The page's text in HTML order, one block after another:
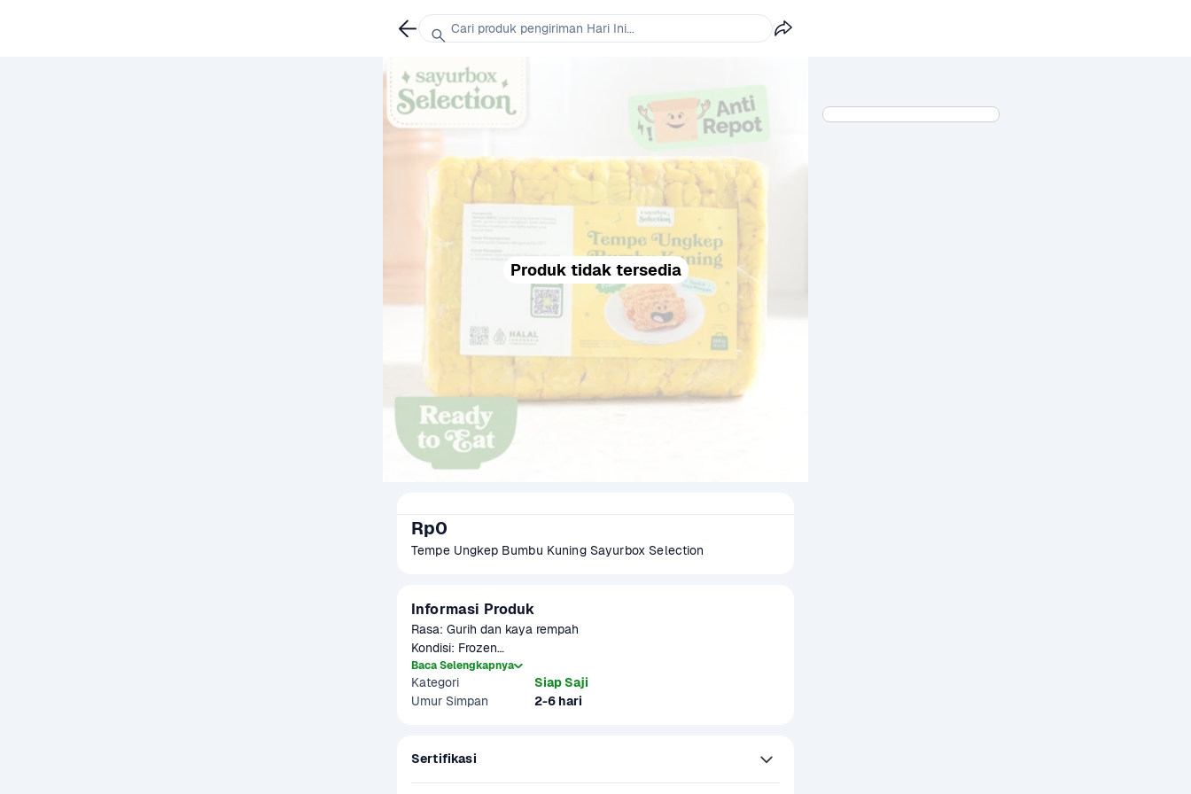
Produk tidak tersedia
Rp0
Tempe Ungkep Bumbu Kuning Sayurbox Selection
Informasi Produk
Rasa: Gurih dan kaya rempah
Kondisi: Frozen
Gramasi: 350 gram
Potongan: 9 pcs
dengan bumbu kuning yang terdiri dari kunyit, kemiri, bawang
Baca Selengkapnya
Kategori
Siap Saji
Umur Simpan
2-6 hari
Sertifikasi
Cari produk pengiriman Hari Ini...